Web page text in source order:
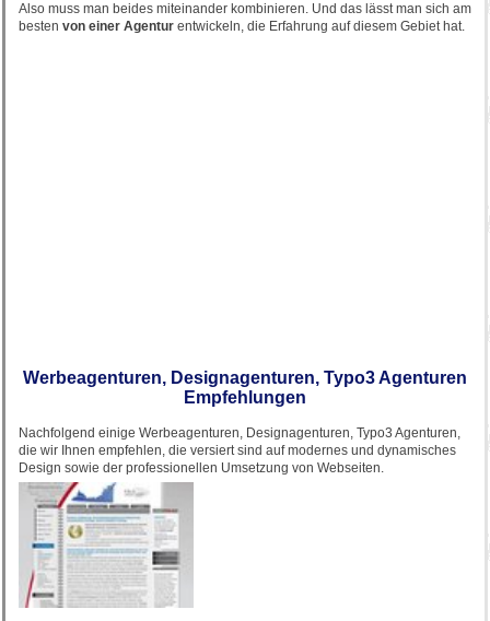
Also muss man beides miteinander kombinieren. Und das lässt man sich am
besten von einer Agentur entwickeln, die Erfahrung auf diesem Gebiet hat.
Werbeagenturen, Designagenturen, Typo3 Agenturen
Empfehlungen
Nachfolgend einige Werbeagenturen, Designagenturen, Typo3 Agenturen,
die wir Ihnen empfehlen, die versiert sind auf modernes und dynamisches
Design sowie der professionellen Umsetzung von Webseiten.